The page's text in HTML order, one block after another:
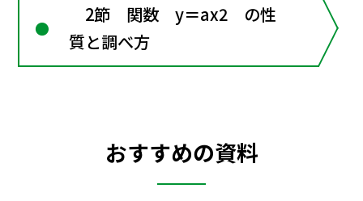
2節 関数 y＝ax2 の性
質と調べ方
おすすめの資料